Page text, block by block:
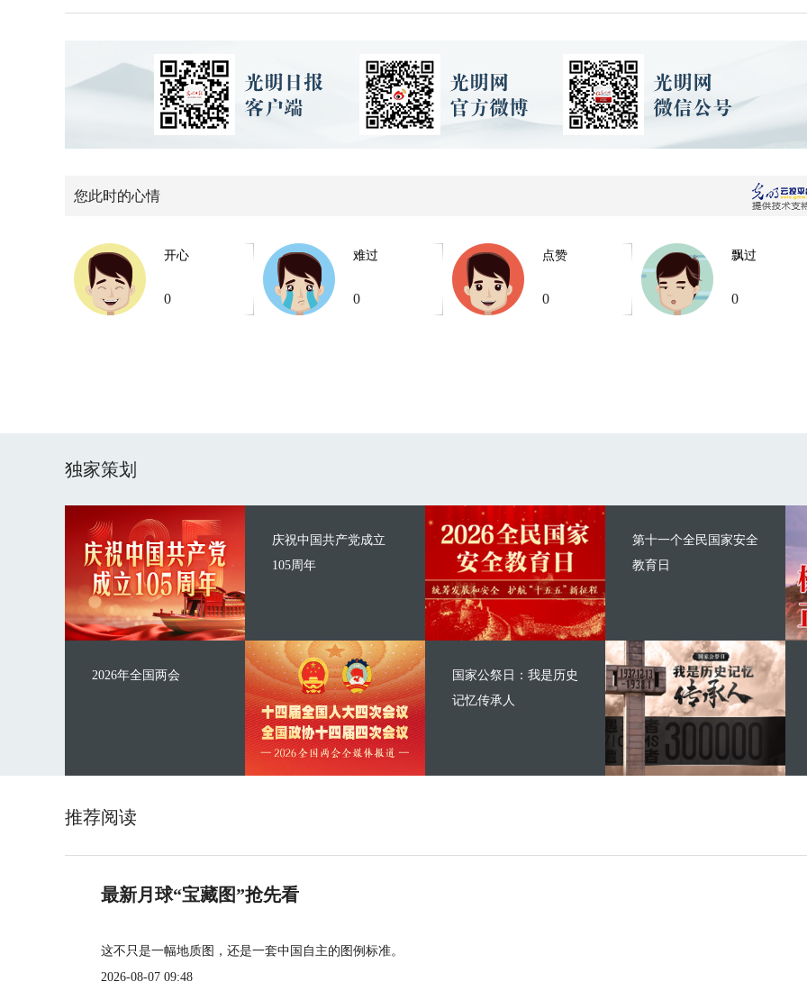
您此时的心情
开心
0
难过
0
点赞
0
飘过
0
独家策划
庆祝中国共产党成立
105周年
2026年全国两会
第十一个全民国家安全
教育日
国家公祭日：我是历史
记忆传承人
推荐阅读
最新月球“宝藏图”抢先看
这不只是一幅地质图，还是一套中国自主的图例标准。
2026-08-07 09:48